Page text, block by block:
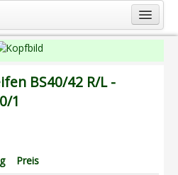
BS40/42 R/L -
1
Preis